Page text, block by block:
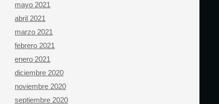
mayo 2021
abril 2021
marzo 2021
febrero 2021
enero 2021
diciembre 2020
noviembre 2020
septiembre 2020